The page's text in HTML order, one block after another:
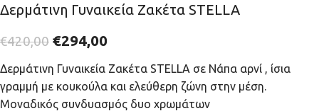
Δερμάτινη Γυναικεία Ζακέτα STELLA
€420,00 €294,00
Δερμάτινη Γυναικεία Ζακέτα STELLA σε Νάπα αρνί , ίσια
γραμμή με κουκούλα και ελεύθερη ζώνη στην μέση.
Μοναδικός συνδυασμός δυο χρωμάτων